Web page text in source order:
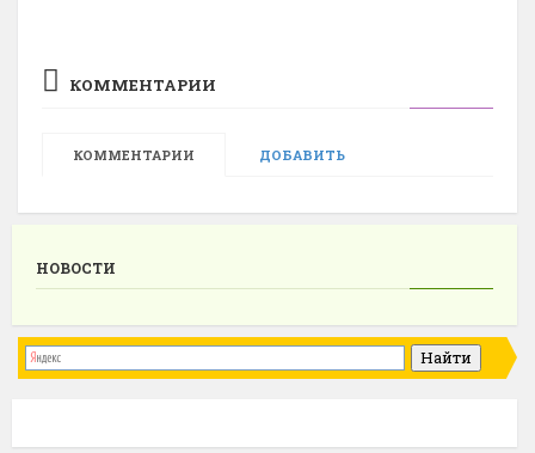
КОММЕНТАРИИ
КОММЕНТАРИИ ДОБАВИТЬ
НОВОСТИ